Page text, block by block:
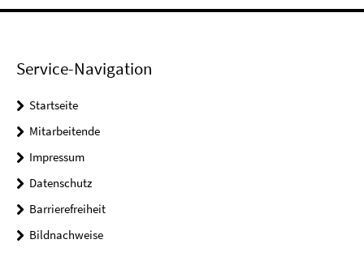
Service-Navigation
Startseite
Mitarbeitende
Impressum
Datenschutz
Barrierefreiheit
Bildnachweise